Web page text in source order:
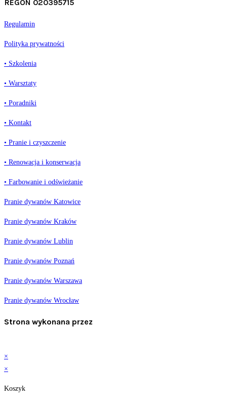
REGON 020395715
Regulamin
Polityka prywatności
• Szkolenia
• Warsztaty
• Poradniki
• Kontakt
• Pranie i czyszczenie
• Renowacja i konserwacja
• Farbowanie i odświeżanie
Pranie dywanów Katowice
Pranie dywanów Kraków
Pranie dywanów Lublin
Pranie dywanów Poznań
Pranie dywanów Warszawa
Pranie dywanów Wrocław
Strona wykonana przez
×
×
Koszyk